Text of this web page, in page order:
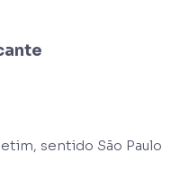
sentido São Paulo